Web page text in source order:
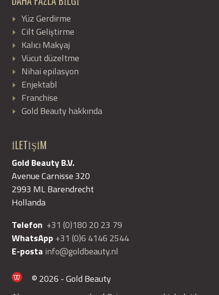
Yüz Gerdirme
Cilt Geliştirme
Kalıcı Makyaj
Vücut düzeltme
Nihai epilasyon
Enjektabl
Franchise
Gold Beauty hakkında
İLETİŞİM
Gold Beauty B.V.
Avenue Carnisse 320
2993 ML Barendrecht
Hollanda
Telefon +31 (0)180 20 23 79
WhatsApp +31 (0)6 4146 2544
E-posta info@goldbeauty.nl
© 2026 - Gold Beauty